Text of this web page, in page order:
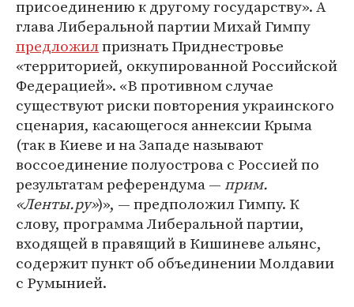
присоединению к другому государству». А
глава Либеральной партии Михай Гимпу
предложилпризнать Приднестровье
«территорией, оккупированной Российской
Федерацией». «В противном случае
существуют риски повторения украинского
сценария, касающегося аннексии Крыма
(так в Киеве и на Западе называют
воссоединение полуострова с Россией по
результатам референдума — прим.
«Ленты.ру»)», — предположил Гимпу. К
слову, программа Либеральной партии,
входящей в правящий в Кишиневе альянс,
содержит пункт об объединении Молдавии
с Румынией.